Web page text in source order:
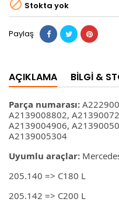
 Stokta yok
Paylaş
AÇIKLAMA BILGI &
Parça numarası:
A2139008802,
A2139004906,
A2139005304
Uyumlu araçlar:
205.140 => C180 L
205.142 => C200 L